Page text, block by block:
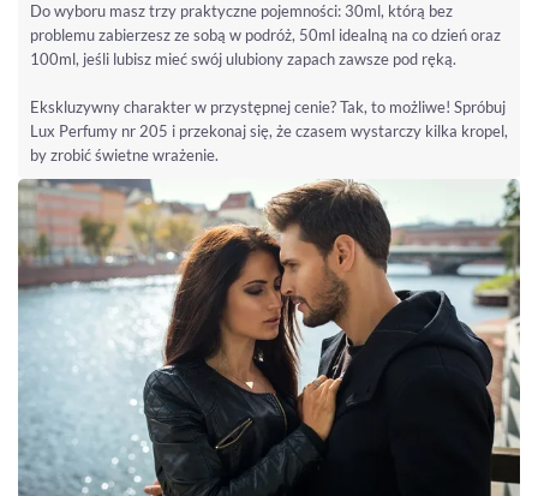
Do wyboru masz trzy praktyczne pojemności: 30ml, którą bez
problemu zabierzesz ze sobą w podróż, 50ml idealną na co dzień oraz
100ml, jeśli lubisz mieć swój ulubiony zapach zawsze pod ręką.
Ekskluzywny charakter w przystępnej cenie? Tak, to możliwe! Spróbuj
Lux Perfumy nr 205 i przekonaj się, że czasem wystarczy kilka kropel,
by zrobić świetne wrażenie.